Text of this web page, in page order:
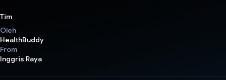
Tim
Oleh
HealthBuddy
From
Inggris Raya